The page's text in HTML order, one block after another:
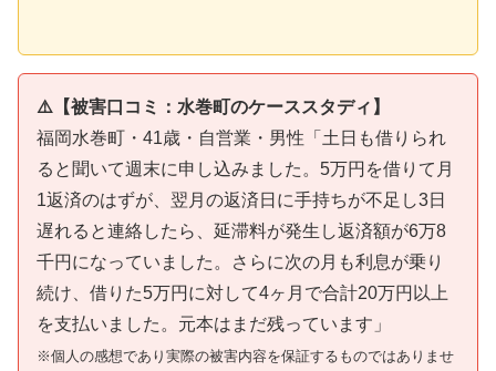
⚠️【被害口コミ：水巻町のケーススタディ】
福岡水巻町・41歳・自営業・男性「土日も借りられ
ると聞いて週末に申し込みました。5万円を借りて月
1返済のはずが、翌月の返済日に手持ちが不足し3日
遅れると連絡したら、延滞料が発生し返済額が6万8
千円になっていました。さらに次の月も利息が乗り
続け、借りた5万円に対して4ヶ月で合計20万円以上
を支払いました。元本はまだ残っています」
※個人の感想であり実際の被害内容を保証するものではありませ